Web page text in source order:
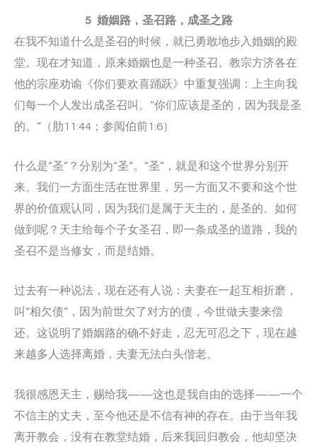
5 婚姻路，圣召路，成圣之路
在我不知道什么是圣召的时候，就已勇敢地步入婚姻的殿
堂。现在才知道，原来婚姻也是一种圣召。教宗方济各在
他的宗座劝谕《你们要欢喜踊跃》中重复强调：上主向我
们每一个人发出成圣召叫。“你们应该是圣的，因为我是圣
的。“（肋11:44；参阅伯前1:6）
什么是“圣”？分别为“圣”。“圣”，就是和这个世界分别开
来。我们一方面生活在世界里，另一方面又不要和这个世
界的价值观认同，因为我们是属于天主的，是圣的。如何
做到呢？天主给每个子女圣召，即一条成圣的道路，我的
圣召不是当修女，而是结婚。
过去有一种说法，现在还有人说：夫妻在一起互相折磨，
叫“相欠债”，因为前世欠了对方的债，今世做夫妻来偿
还。这说明了婚姻路的确不好走，忍无可忍之下，现在越
来越多人选择离婚，夫妻无法白头偕老。
我很感恩天主，赐给我——这也是我自由的选择——一个
不信主的丈夫，至今他还是不信有神的存在。由于当年我
离开教会，没有在教堂结婚，后来我回归教会，他却坚决